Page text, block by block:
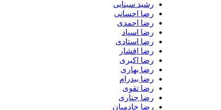
رشید سینایی
رضا احسانی
رضا احمدی
رضا اسپاد
رضا استادی
رضا افشار
رضا اکبری
رضا بهاری
رضا بیدرام
رضا تقوی
رضا چناری
رضا خادمیان